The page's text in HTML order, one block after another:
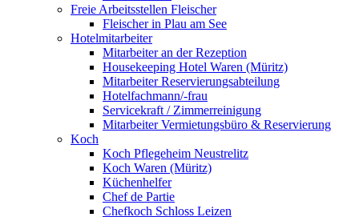
Freie Arbeitsstellen Fleischer
Fleischer in Plau am See
Hotelmitarbeiter
Mitarbeiter an der Rezeption
Housekeeping Hotel Waren (Müritz)
Mitarbeiter Reservierungsabteilung
Hotelfachmann/-frau
Servicekraft / Zimmerreinigung
Mitarbeiter Vermietungsbüro & Reservierung
Koch
Koch Pflegeheim Neustrelitz
Koch Waren (Müritz)
Küchenhelfer
Chef de Partie
Chefkoch Schloss Leizen